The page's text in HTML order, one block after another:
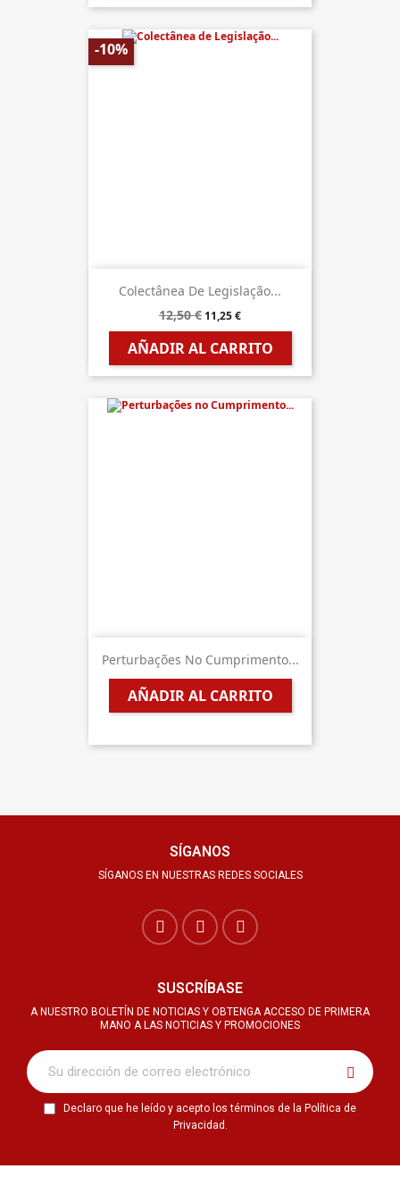
Colectânea De Legislação...
12,50 € 11,25 €
AÑADIR AL CARRITO
-10%
Perturbações No Cumprimento...
AÑADIR AL CARRITO
SÍGANOS
SÍGANOS EN NUESTRAS REDES SOCIALES
SUSCRÍBASE
A NUESTRO BOLETÍN DE NOTICIAS Y OBTENGA ACCESO DE PRIMERA
MANO A LAS NOTICIAS Y PROMOCIONES
Declaro que he leído y acepto los términos de la Política de
Privacidad.